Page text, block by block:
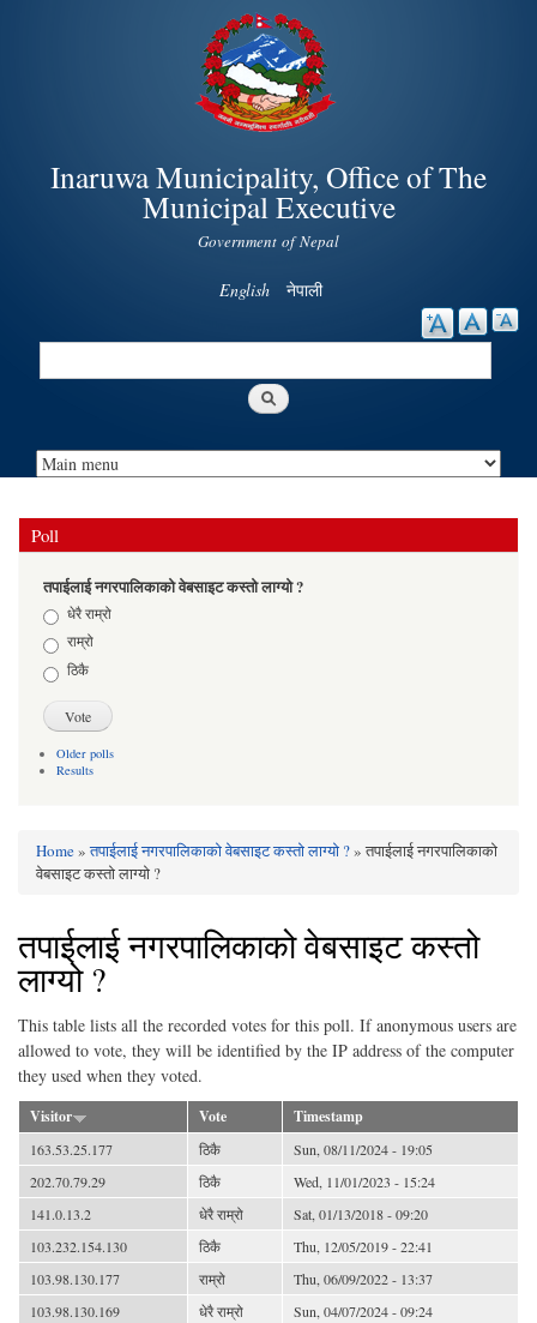
Skip to
main
content
Inaruwa Municipality, Office of The
Municipal Executive
Government of Nepal
English नेपाली
Search
Poll
तपाईलाई नगरपालिकाको वेबसाइट कस्तो लाग्यो ?
Choicesधेरै राम्रो
राम्रो
ठिकै
Older polls
Results
You are here
Home»तपाईलाई नगरपालिकाको वेबसाइट कस्तो लाग्यो ?» तपाईलाई नगरपालिकाको
वेबसाइट कस्तो लाग्यो ?
तपाईलाई नगरपालिकाको वेबसाइट कस्तो
लाग्यो ?
This table lists all the recorded votes for this poll. If anonymous users are
allowed to vote, they will be identified by the IP address of the computer
they used when they voted.
Visitor Vote Timestamp
163.53.25.177 ठिकै
Sun, 08/11/2024 - 19:05
202.70.79.29
ठिकै
Wed, 11/01/2023 - 15:24
141.0.13.2
धेरै राम्रो
Sat, 01/13/2018 - 09:20
103.232.154.130
ठिकै
Thu, 12/05/2019 - 22:41
103.98.130.177
राम्रो
Thu, 06/09/2022 - 13:37
103.98.130.169
धेरै राम्रो
Sun, 04/07/2024 - 09:24